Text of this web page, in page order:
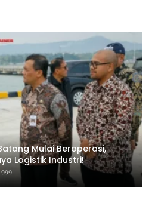
Mulai Beroperasi,
Logistik Industri!
999